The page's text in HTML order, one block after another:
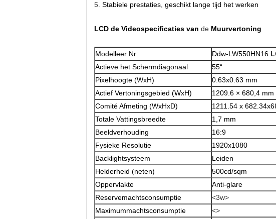
5. Stabiele prestaties, geschikt lange tijd het werken
LCD de Videospecificaties van de Muurvertoning
Modelleer Nr: Ddw-LW550HN16
Actieve het Schermdiagonaal
55“
Pixelhoogte (WxH)
0.63x0.63 mm
Actief Vertoningsgebied (WxH)
1209.6 × 680,4 mm
Comité Afmeting (WxHxD)
1211.54 x
Totale Vattingsbreedte
1,7 mm
Beeldverhouding
16:9
Fysieke Resolutie
1920x1080
Backlightsysteem
Leiden
Helderheid (neten)
500cd/sqm
Oppervlakte
Anti-glare
Reservemachtsconsumptie
<3w>
Maximummachtsconsumptie
<>